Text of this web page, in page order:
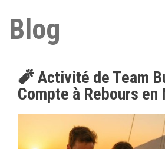
Blog
🧨 Activité de Team
Compte à Rebours en